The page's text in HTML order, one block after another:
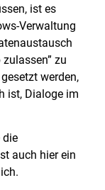
ist es
Verwaltung
zu
werden,
ist, Dialoge im
die
auch hier ein